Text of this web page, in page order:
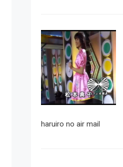
haruiro no air mail